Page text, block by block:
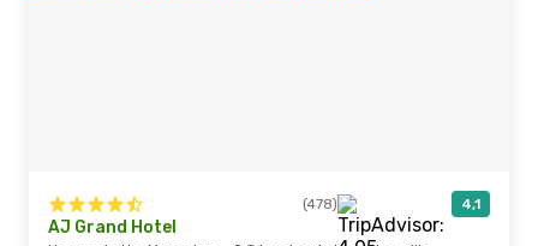
(478) 4,1
AJ Grand Hotel